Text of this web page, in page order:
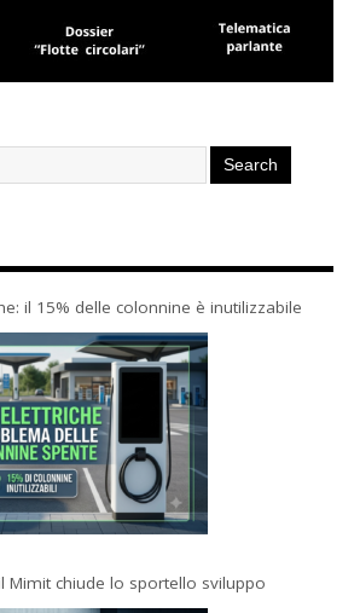
il 15% delle colonnine è inutilizzabile
Mimit chiude lo sportello sviluppo